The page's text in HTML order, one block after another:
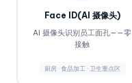
Face ID(AI 摄像头)
AI 摄像头识别员工面孔——零
接触
厨房 · 食品加工 · 卫生重点区